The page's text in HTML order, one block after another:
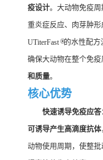
疫设计。大动物免疫
重炎症反应、肉芽肿形
UTiterFast®的水性配方
确保大动物在整个免疫
和质量。
核心优势
快速诱导免疫应答
可诱导产生高滴度抗体
动物使用周期，使整